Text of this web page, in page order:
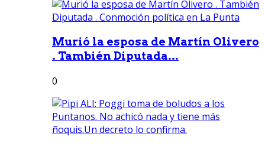
Murió la esposa de Martín Olivero
. También Diputada...
0